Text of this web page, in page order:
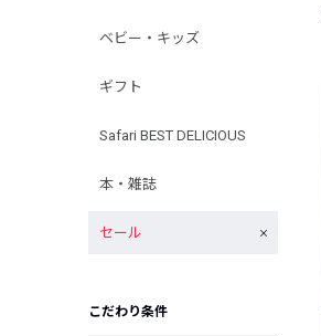
ベビー・キッズ
ギフト
Safari BEST DELICIOUS
本・雑誌
セール
こだわり条件